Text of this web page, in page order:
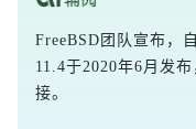
FreeBSD团队宣布，
11.4于2020年6月发
接。